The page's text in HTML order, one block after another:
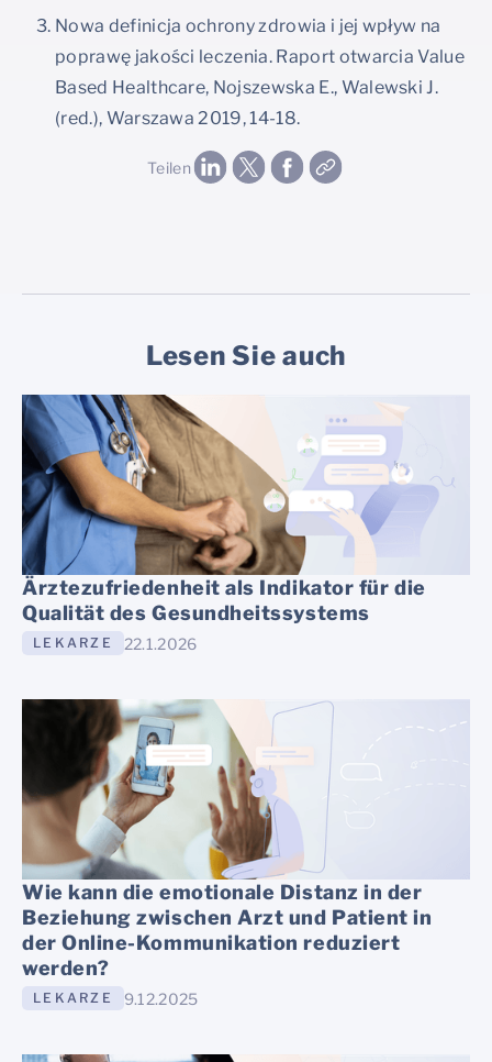
Nowa definicja ochrony zdrowia i jej wpływ na
poprawę jakości leczenia. Raport otwarcia Value
Based Healthcare, Nojszewska E., Walewski J.
(red.), Warszawa 2019, 14-18.
Teilen
Lesen Sie auch
Ärztezufriedenheit als Indikator für die
Qualität des Gesundheitssystems
LEKARZE 22.1.2026
Wie kann die emotionale Distanz in der
Beziehung zwischen Arzt und Patient in
der Online-Kommunikation reduziert
werden?
LEKARZE 9.12.2025